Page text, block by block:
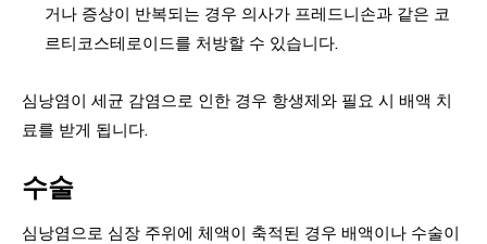
거나 증상이 반복되는 경우 의사가 프레드니손과 같은 코
르티코스테로이드를 처방할 수 있습니다.
심낭염이 세균 감염으로 인한 경우 항생제와 필요 시 배액 치
료를 받게 됩니다.
수술
심낭염으로 심장 주위에 체액이 축적된 경우 배액이나 수술이